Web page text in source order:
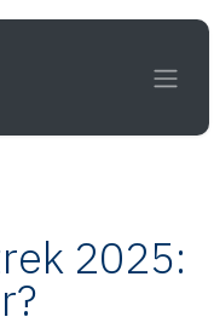
2025: